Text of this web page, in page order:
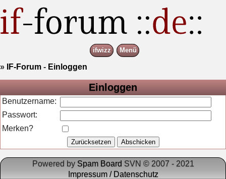
ifwizz Menü
» IF-Forum - Einloggen
Einloggen
Benutzername:
Passwort:
Merken?
Powered by Spam Board SVN © 2007 - 2021
Impressum / Datenschutz